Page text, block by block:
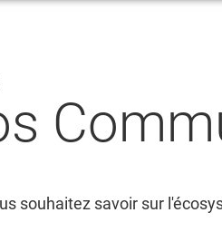
souhaitez savoir sur